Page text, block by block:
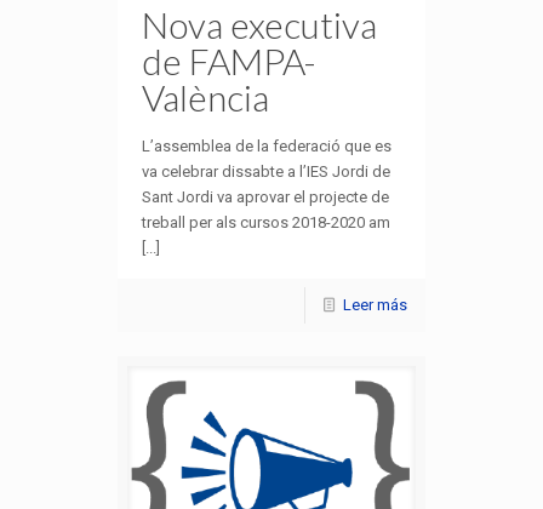
Nova executiva
de FAMPA-
València
L’assemblea de la federació que es
va celebrar dissabte a l’IES Jordi de
Sant Jordi va aprovar el projecte de
treball per als cursos 2018-2020 am
[...]
Leer más